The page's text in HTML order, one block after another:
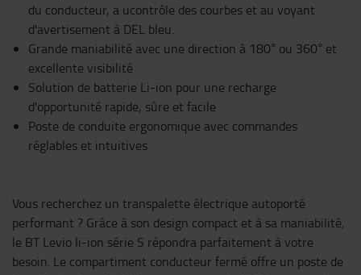
du conducteur, a ucontrôle des courbes et au voyant
d'avertisement à DEL bleu.
Grande maniabilité avec une direction à 180° ou 360° et
excellente visibilité
Solution de batterie Li-ion pour une recharge
d'opportunité rapide, sûre et facile
Poste de conduite ergonomique avec commandes
réglables et intuitives
Vous recherchez un transpalette électrique autoporté
performant ? Grâce à son design compact et à sa maniabilité,
le BT Levio li-ion série S répondra parfaitement à votre
besoin. Le compartiment conducteur fermé offre un poste de